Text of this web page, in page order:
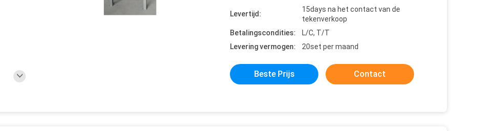
Levertijd:
15days na het contact van de
tekenverkoop
Betalingscondities:
L/C, T/T
Levering vermogen:
20set per maand
Beste Prijs Contact